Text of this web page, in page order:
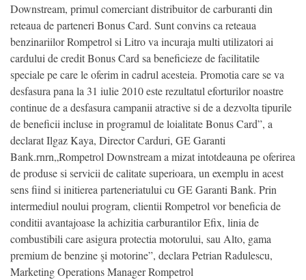
Downstream, primul comerciant distribuitor de carburanti din
reteaua de parteneri Bonus Card. Sunt convins ca reteaua
benzinariilor Rompetrol si Litro va incuraja multi utilizatori ai
cardului de credit Bonus Card sa beneficieze de facilitatile
speciale pe care le oferim in cadrul acesteia. Promotia care se va
desfasura pana la 31 iulie 2010 este rezultatul eforturilor noastre
continue de a desfasura campanii atractive si de a dezvolta tipurile
de beneficii incluse in programul de loialitate Bonus Card”, a
declarat Ilgaz Kaya, Director Carduri, GE Garanti
Bank.rnrn„Rompetrol Downstream a mizat intotdeauna pe oferirea
de produse si servicii de calitate superioara, un exemplu in acest
sens fiind si initierea parteneriatului cu GE Garanti Bank. Prin
intermediul noului program, clientii Rompetrol vor beneficia de
conditii avantajoase la achizitia carburantilor Efix, linia de
combustibili care asigura protectia motorului, sau Alto, gama
premium de benzine şi motorine”, declara Petrian Radulescu,
Marketing Operations Manager Rompetrol